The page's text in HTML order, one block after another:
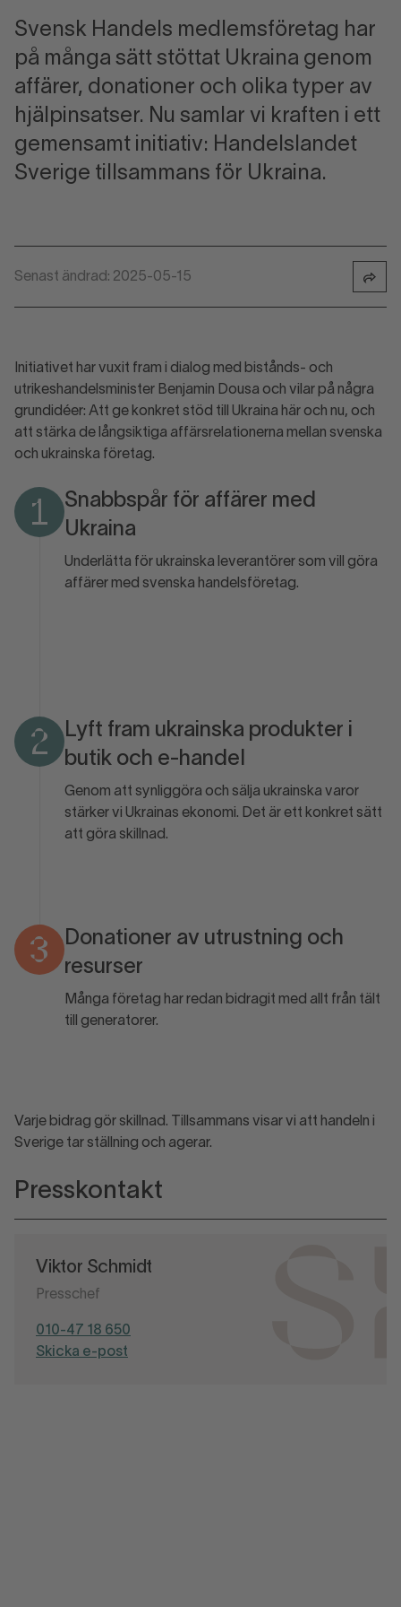
Svensk Handels medlemsföretag har
på många sätt stöttat Ukraina genom
affärer, donationer och olika typer av
hjälpinsatser. Nu samlar vi kraften i ett
gemensamt initiativ: Handelslandet
Sverige tillsammans för Ukraina.
Senast ändrad: 2025-05-15
Initiativet har vuxit fram i dialog med bistånds- och
utrikeshandelsminister Benjamin Dousa och vilar på några
grundidéer: Att ge konkret stöd till Ukraina här och nu, och
att stärka de långsiktiga affärsrelationerna mellan svenska
och ukrainska företag.
1
Snabbspår för affärer med
Ukraina
Underlätta för ukrainska leverantörer som vill göra
affärer med svenska handelsföretag.
2
Lyft fram ukrainska produkter i
butik och e-handel
Genom att synliggöra och sälja ukrainska varor
stärker vi Ukrainas ekonomi. Det är ett konkret sätt
att göra skillnad.
3
Donationer av utrustning och
resurser
Många företag har redan bidragit med allt från tält
till generatorer.
Varje bidrag gör skillnad. Tillsammans visar vi att handeln i
Sverige tar ställning och agerar.
Presskontakt
Viktor Schmidt
Presschef
010-47 18 650
Skicka e-post